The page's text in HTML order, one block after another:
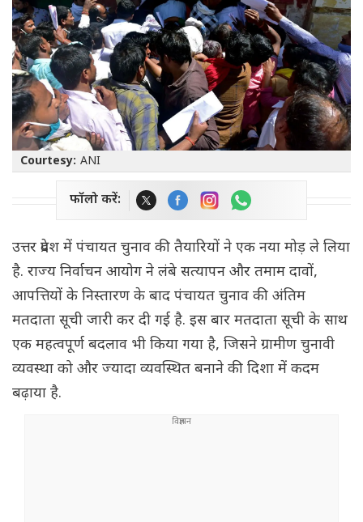
Courtesy: ANI
फॉलो करें:
उत्तर प्रदेश में पंचायत चुनाव की तैयारियों ने एक नया मोड़ ले लिया
है. राज्य निर्वाचन आयोग ने लंबे सत्यापन और तमाम दावों,
आपत्तियों के निस्तारण के बाद पंचायत चुनाव की अंतिम
मतदाता सूची जारी कर दी गई है. इस बार मतदाता सूची के साथ
एक महत्वपूर्ण बदलाव भी किया गया है, जिसने ग्रामीण चुनावी
व्यवस्था को और ज्यादा व्यवस्थित बनाने की दिशा में कदम
बढ़ाया है.